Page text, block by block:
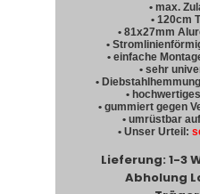
• max.
• 120cm
• 81x27mm
•
• einfache
• sehr
•
•
• gummiert gegen
• umrüstbar
• Unser Urteil:
Lieferung: 1-3
Abholung